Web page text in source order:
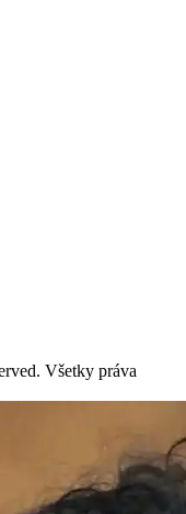
Všetky práva